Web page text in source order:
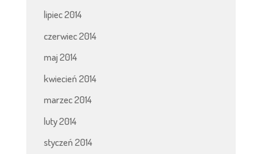
lipiec 2014
czerwiec 2014
maj 2014
kwiecień 2014
marzec 2014
luty 2014
styczeń 2014